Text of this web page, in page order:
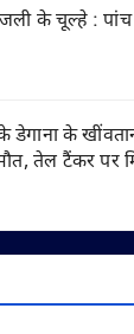
के चूल्हे :
डेगाना के
तेल टैंकर पर